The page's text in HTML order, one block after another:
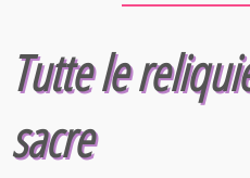
Tutte le
sacre